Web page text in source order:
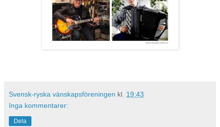
Svensk-ryska vänskapsföreningen kl. 19:43
Inga kommentarer:
Dela